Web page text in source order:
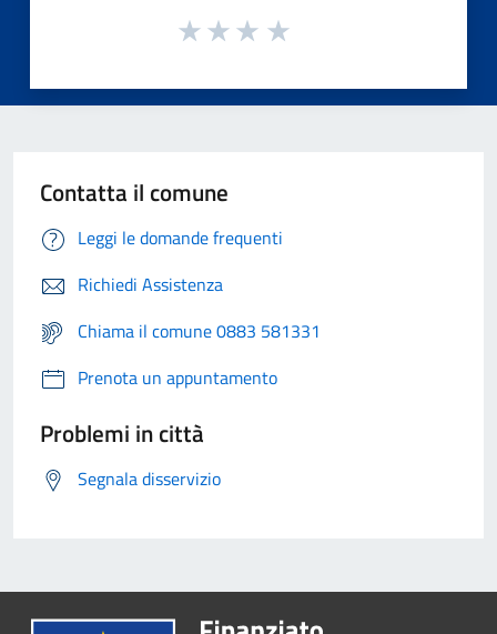
Contatta il comune
Leggi le domande frequenti
Richiedi Assistenza
Chiama il comune 0883 581331
Prenota un appuntamento
Problemi in città
Segnala disservizio